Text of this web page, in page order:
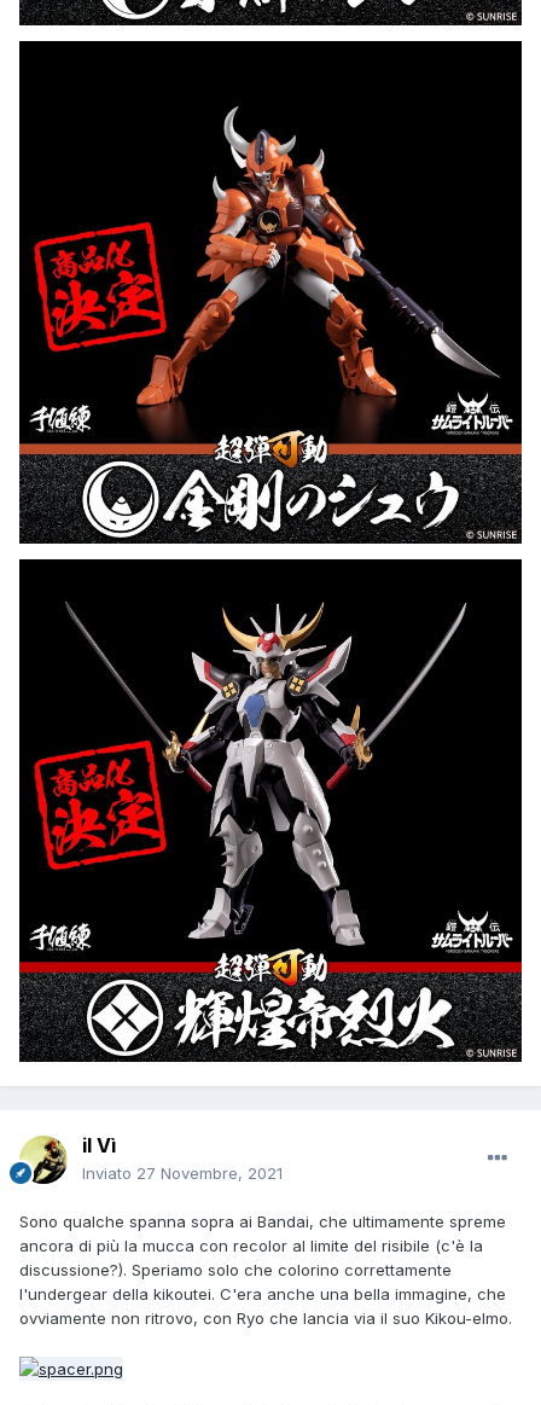
il Vì
Inviato 27 Novembre, 2021
Sono qualche spanna sopra ai Bandai, che ultimamente spreme
ancora di più la mucca con recolor al limite del risibile (c'è la
discussione?). Speriamo solo che colorino correttamente
l'undergear della kikoutei. C'era anche una bella immagine, che
ovviamente non ritrovo, con Ryo che lancia via il suo Kikou-elmo.